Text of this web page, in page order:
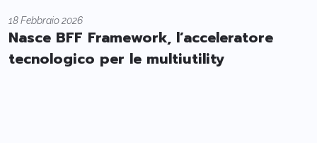
18 Febbraio 2026
Nasce BFF Framework, l’acceleratore
tecnologico per le multiutility